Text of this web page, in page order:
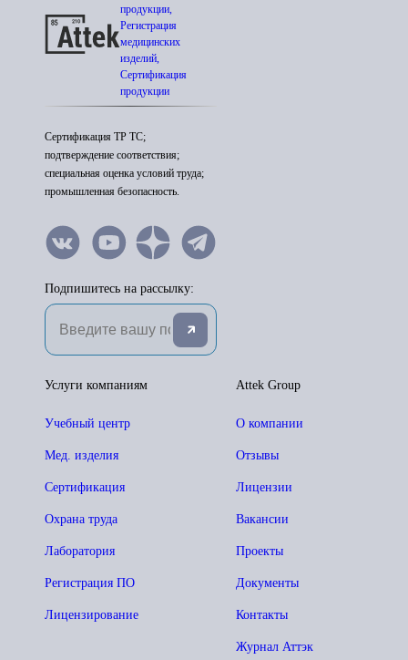
продукции,
Регистрация
медицинских
изделий,
Сертификация
продукции
Сертификация ТР ТС;
подтверждение соответствия;
специальная оценка условий труда;
промышленная безопасность.
Подпишитесь на рассылку:
Attek Group
О компании
Отзывы
Лицензии
Вакансии
Проекты
Документы
Контакты
Журнал Аттэк
Услуги компаниям
Учебный центр
Мед. изделия
Сертификация
Охрана труда
Лаборатория
Регистрация ПО
Лицензирование